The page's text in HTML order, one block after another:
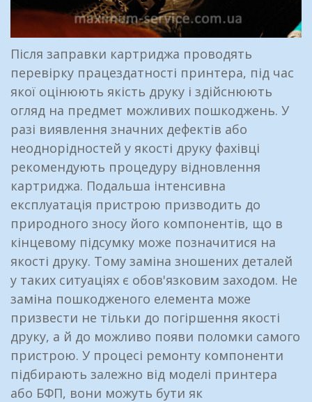
Після заправки картриджа проводять
перевірку працездатності принтера, під час
якої оцінюють якість друку і здійснюють
огляд на предмет можливих пошкоджень. У
разі виявлення значних дефектів або
неоднорідностей у якості друку фахівці
рекомендують процедуру відновлення
картриджа. Подальша інтенсивна
експлуатація пристрою призводить до
природного зносу його компонентів, що в
кінцевому підсумку може позначитися на
якості друку. Тому заміна зношених деталей
у таких ситуаціях є обов'язковим заходом. Не
заміна пошкодженого елемента може
призвести не тільки до погіршення якості
друку, а й до можливо появи поломки самого
пристрою. У процесі ремонту компоненти
підбирають залежно від моделі принтера
або БФП, вони можуть бути як